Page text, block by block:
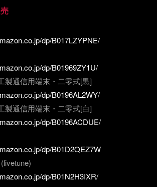
dp/B017LZYPNE/
dp/B01969ZY1U/
製通信用端末・二零式[黒]
dp/B0196AL2WY/
製通信用端末・二零式[白]
dp/B0196ACDUE/
dp/B01D2QEZ7W
dp/B01N2H3IXR/